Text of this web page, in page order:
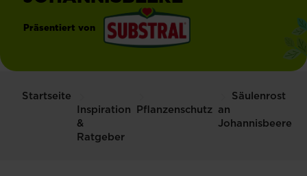
Präsentiert von
Startseite
Inspiration
&
Ratgeber
Pflanzenschutz
Säulenrost
an
Johannisbeere